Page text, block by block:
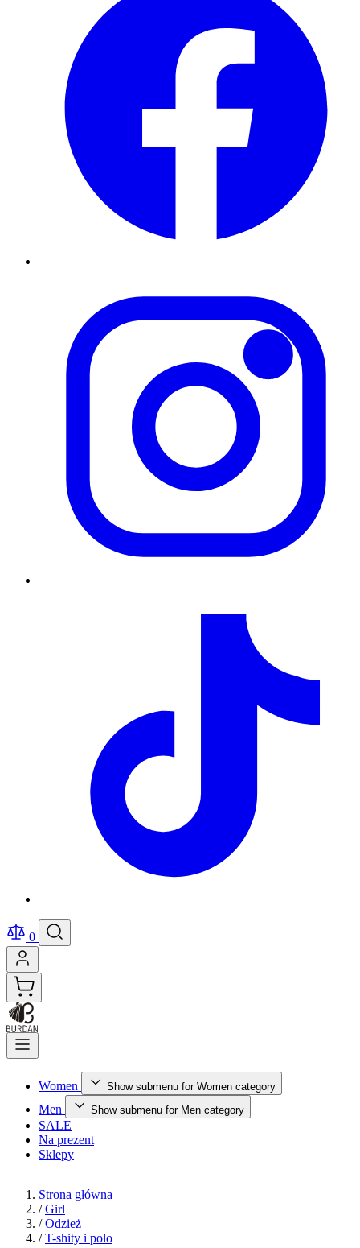
0
Women Show submenu for Women category
Men Show submenu for Men category
SALE
Na prezent
Sklepy
Strona główna
/ Girl
/ Odzież
/ T-shity i polo